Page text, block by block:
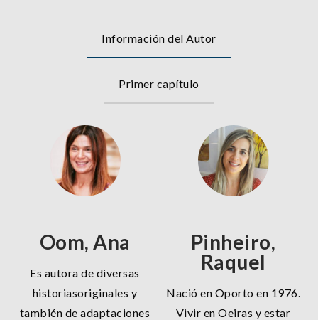
Información del Autor
Primer capítulo
Oom, Ana
Es autora de diversas
historiasoriginales y
también de adaptaciones
Pinheiro,
Raquel
Nació en Oporto en 1976.
Vivir en Oeiras y estar